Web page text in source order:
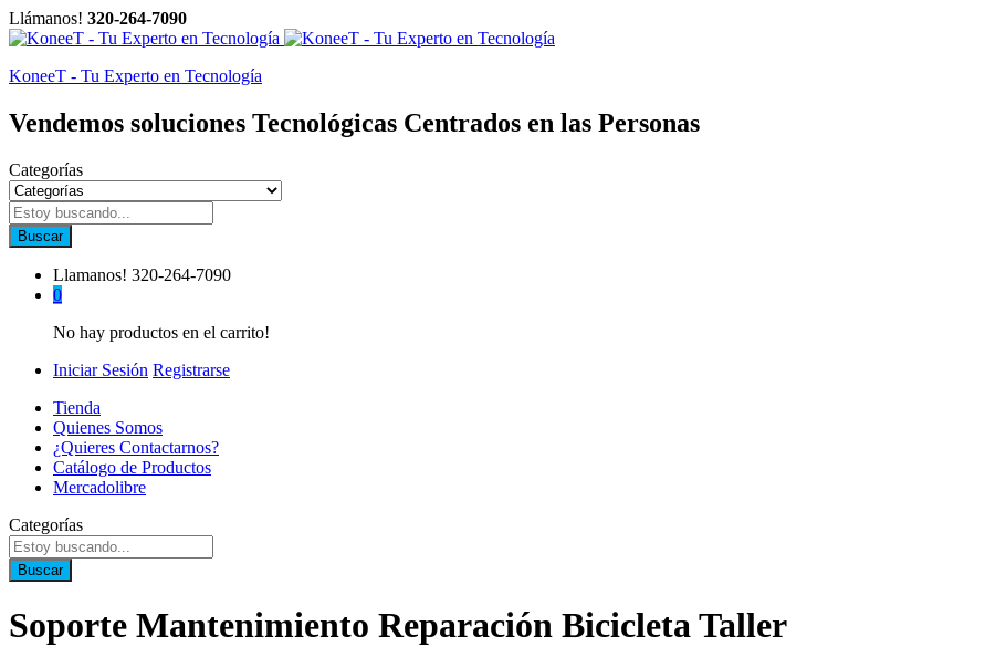
Llámanos! 320-264-7090
KoneeT - Tu Experto en Tecnología
Vendemos soluciones Tecnológicas Centrados en las Personas
Categorías
Buscar
Llamanos! 320-264-7090
0
No hay productos en el carrito!
Iniciar Sesión Registrarse
Tienda
Quienes Somos
¿Quieres Contactarnos?
Catálogo de Productos
Mercadolibre
Categorías
Buscar
Soporte Mantenimiento Reparación Bicicleta Taller